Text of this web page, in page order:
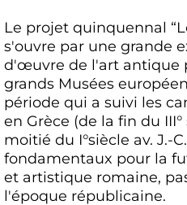
Le projet quinquennal
s'ouvre par une grande
d'œuvre de l'art antique
grands Musées
période qui a suivi les
en Grèce (de la fin du
moitié du I°siècle av. J.-
fondamentaux pour la
et artistique romaine,
l'époque républicaine.